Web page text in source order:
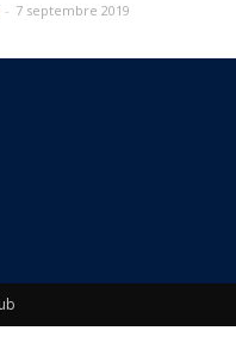
- 7 septembre 2019